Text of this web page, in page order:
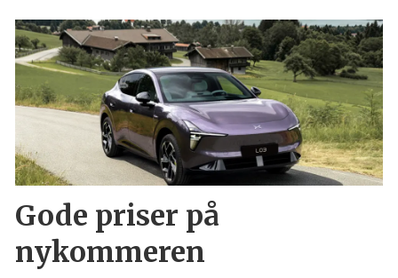
Gode priser på
nykommeren